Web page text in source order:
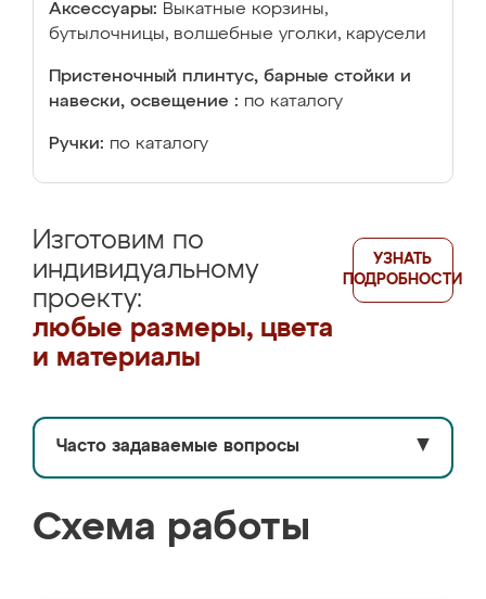
Аксессуары: Выкатные корзины,
бутылочницы, волшебные уголки, карусели
Пристеночный плинтус, барные стойки и
навески, освещение : по каталогу
Ручки: по каталогу
Изготовим по
индивидуальному
проекту:
любые размеры, цвета
и материалы
УЗНАТЬ
ПОДРОБНОСТИ
Часто задаваемые вопросы ▼
Схема работы